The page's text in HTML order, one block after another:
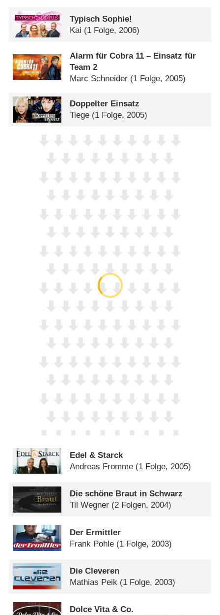
Typisch Sophie!
Kai (1 Folge, 2006)
Alarm für Cobra 11 – Einsatz für
Team 2
Marc Schneider (1 Folge, 2005)
Doppelter Einsatz
Tiege (1 Folge, 2005)
Edel & Starck
Andreas Fromme (1 Folge, 2005)
Die schöne Braut in Schwarz
Til Wegner (2 Folgen, 2004)
Der Ermittler
Frank Pohle (1 Folge, 2003)
Die Cleveren
Mathias Peik (1 Folge, 2003)
Dolce Vita & Co.